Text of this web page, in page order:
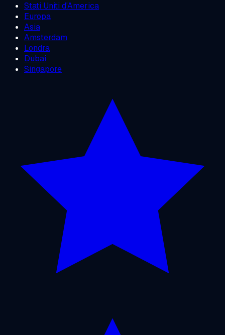
Stati Uniti d'America
Europa
Asia
Amsterdam
Londra
Dubai
Singapore